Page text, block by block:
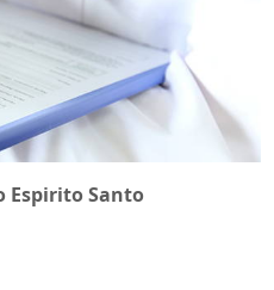
Espirito Santo